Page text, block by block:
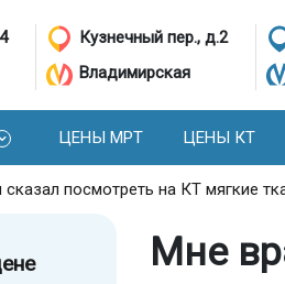
Кузнечный пер., д.2
Владимирская
ЦЕНЫ МРТ ЦЕНЫ КТ
посмотреть на КТ мягкие
Мне